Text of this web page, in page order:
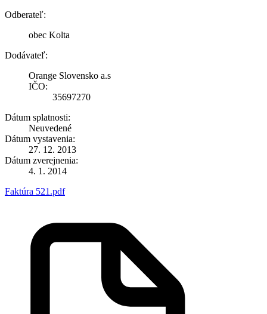
Odberateľ:
obec Kolta
Dodávateľ:
Orange Slovensko a.s
IČO:
35697270
Dátum splatnosti:
Neuvedené
Dátum vystavenia:
27. 12. 2013
Dátum zverejnenia:
4. 1. 2014
Faktúra 521.pdf